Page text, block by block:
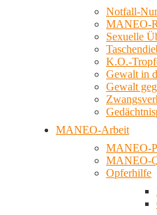
Notfall-
MANEO-
Sexuelle
K.O.-
Gewalt in
Gewalt
MANEO-Arbeit
MANEO-
MANEO-
Opferhilfe